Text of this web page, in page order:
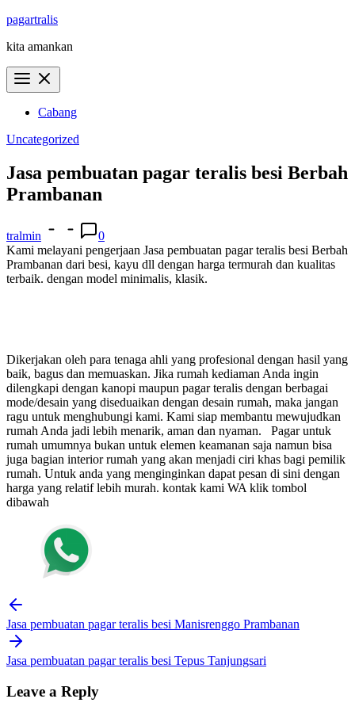
Skip
content
pagartralis
kita amankan
Cabang
Uncategorized
Jasa pembuatan pagar teralis besi Berbah
Prambanan
tralmin
0
Kami melayani pengerjaan Jasa pembuatan pagar teralis besi Berbah
Prambanan dari besi, kayu dll dengan harga termurah dan kualitas
terbaik. dengan model minimalis, klasik.
Dikerjakan oleh para tenaga ahli yang profesional dengan hasil yang
baik, bagus dan memuaskan. Jika rumah kediaman Anda ingin
dilengkapi dengan kanopi maupun pagar teralis dengan berbagai
mode/desain yang diseduaikan dengan desain rumah, maka jangan
ragu untuk menghubungi kami. Kami siap membantu mewujudkan
rumah Anda jadi lebih menarik, aman dan nyaman.
Pagar untuk
rumah umumnya bukan untuk elemen keamanan saja namun bisa
juga bagian interior rumah yang akan menjadi ciri khas bagi pemilik
rumah. Untuk anda yang menginginkan dapat pesan di sini dengan
harga yang relatif lebih murah. kontak kami WA klik tombol
dibawah
Post
navigation
Jasa pembuatan pagar teralis besi Manisrenggo Prambanan
Jasa pembuatan pagar teralis besi Tepus Tanjungsari
Leave a Reply